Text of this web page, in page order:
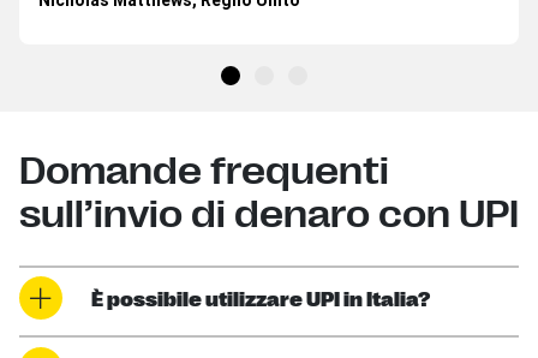
Domande frequenti
sull’invio di denaro con UPI
È possibile utilizzare UPI in Italia?